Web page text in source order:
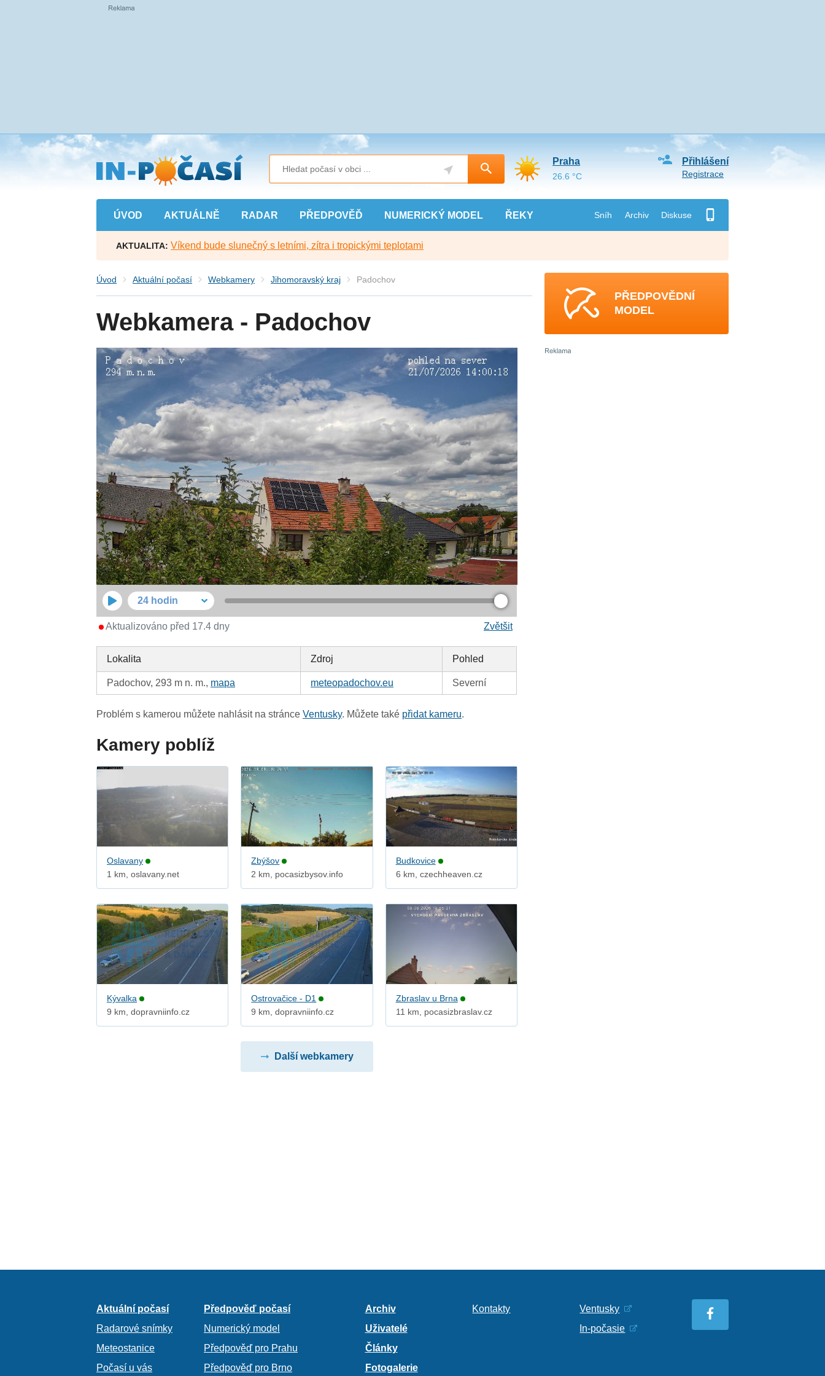
Přejít
na
hlavní
obsah
ÚVOD AKTUÁLNĚ RADAR PŘEDPOVĚĎ NUMERICKÝ MODEL ŘEKY Sníh Archiv Diskuse
Přihlášení
Registrace
Praha
26.6 °C
AKTUALITA: Víkend bude slunečný s letními, zítra i tropickými teplotami
Úvod Aktuální počasí Webkamery Jihomoravský kraj Padochov
Webkamera - Padochov
24 hodin
Zvětšit
Aktualizováno před 17.4 dny
Lokalita Zdroj Pohled
Padochov, 293 m n. m., mapa meteopadochov.eu Severní
Problém s kamerou můžete nahlásit na stránceVentusky. Můžete také přidat kameru.
Kamery poblíž
Oslavany
1 km, oslavany.net
Zbýšov
2 km, pocasizbysov.info
Budkovice
6 km, czechheaven.cz
Kývalka
9 km, dopravniinfo.cz
Ostrovačice - D1
9 km, dopravniinfo.cz
Zbraslav u Brna
11 km, pocasizbraslav.cz
Další webkamery
PŘEDPOVĚDNÍ
MODEL
Aktuální počasí
Radarové snímky
Meteostanice
Počasí u vás
Předpověď počasí
Numerický model
Předpověď pro Prahu
Předpověď pro Brno
Archiv
Uživatelé
Články
Fotogalerie
Kontakty
Ventusky
In-počasie